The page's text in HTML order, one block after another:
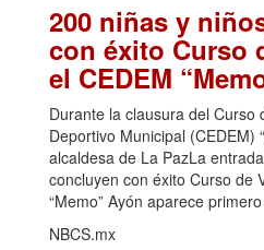
200 niñas y
con éxito Curso
el CEDEM
Durante la clausura del Curso
Deportivo Municipal (CEDEM)
alcaldesa de La PazLa
concluyen con éxito Curso de
“Memo” Ayón aparece
NBCS.mx